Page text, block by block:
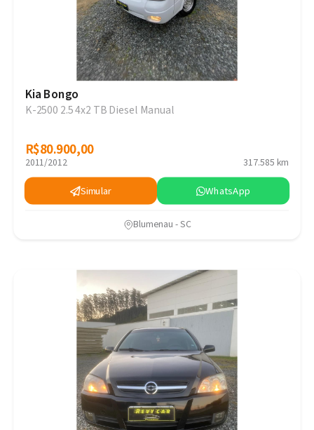
Kia Bongo
K-2500 2.5 4x2 TB Diesel Manual
R$80.900,00
R$80.900,00
2011/2012 317.585 km
Simular WhatsApp
Blumenau - SC